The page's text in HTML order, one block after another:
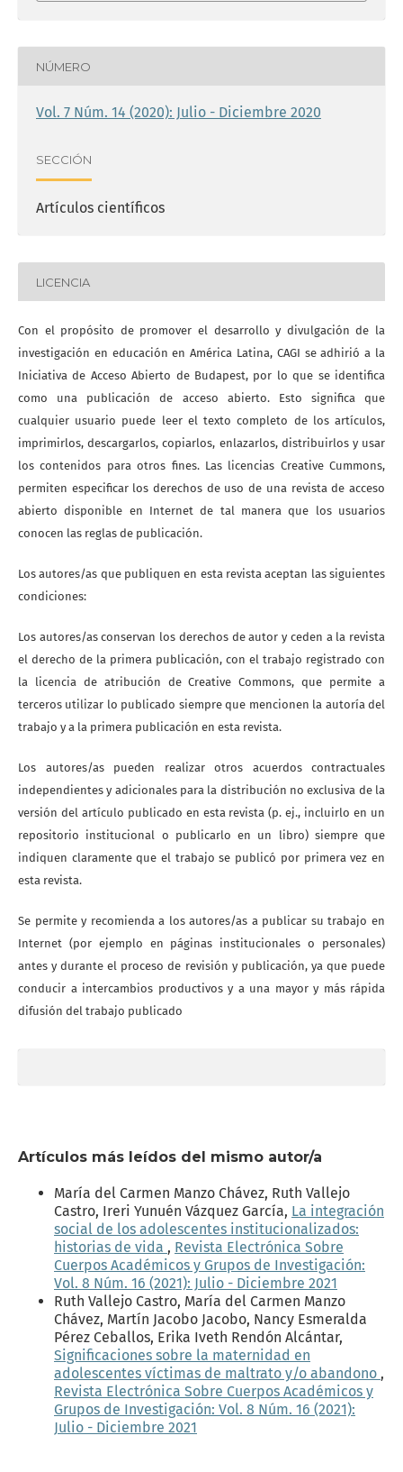
NÚMERO
Vol. 7 Núm. 14 (2020): Julio - Diciembre 2020
SECCIÓN
Artículos científicos
LICENCIA
Con el propósito de promover el desarrollo y divulgación de la
investigación en educación en América Latina, CAGI se adhirió a la
Iniciativa de Acceso Abierto de Budapest, por lo que se identifica
como una publicación de acceso abierto. Esto significa que
cualquier usuario puede leer el texto completo de los artículos,
imprimirlos, descargarlos, copiarlos, enlazarlos, distribuirlos y usar
los contenidos para otros fines. Las licencias Creative Cummons,
permiten especificar los derechos de uso de una revista de acceso
abierto disponible en Internet de tal manera que los usuarios
conocen las reglas de publicación.
Los autores/as que publiquen en esta revista aceptan las siguientes
condiciones:
Los autores/as conservan los derechos de autor y ceden a la revista
el derecho de la primera publicación, con el trabajo registrado con
la licencia de atribución de Creative Commons, que permite a
terceros utilizar lo publicado siempre que mencionen la autoría del
trabajo y a la primera publicación en esta revista.
Los autores/as pueden realizar otros acuerdos contractuales
independientes y adicionales para la distribución no exclusiva de la
versión del artículo publicado en esta revista (p. ej., incluirlo en un
repositorio institucional o publicarlo en un libro) siempre que
indiquen claramente que el trabajo se publicó por primera vez en
esta revista.
Se permite y recomienda a los autores/as a publicar su trabajo en
Internet (por ejemplo en páginas institucionales o personales)
antes y durante el proceso de revisión y publicación, ya que puede
conducir a intercambios productivos y a una mayor y más rápida
difusión del trabajo publicado
Artículos más leídos del mismo autor/a
María del Carmen Manzo Chávez, Ruth Vallejo
Castro, Ireri Yunuén Vázquez García, La integración
social de los adolescentes institucionalizados:
historias de vida , Revista Electrónica Sobre
Cuerpos Académicos y Grupos de Investigación:
Vol. 8 Núm. 16 (2021): Julio - Diciembre 2021
Ruth Vallejo Castro, María del Carmen Manzo
Chávez, Martín Jacobo Jacobo, Nancy Esmeralda
Pérez Ceballos, Erika Iveth Rendón Alcántar,
Significaciones sobre la maternidad en
adolescentes víctimas de maltrato y/o abandono ,
Revista Electrónica Sobre Cuerpos Académicos y
Grupos de Investigación: Vol. 8 Núm. 16 (2021):
Julio - Diciembre 2021